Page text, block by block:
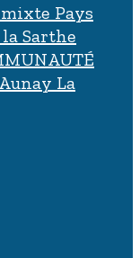
Pays
Sarthe
La